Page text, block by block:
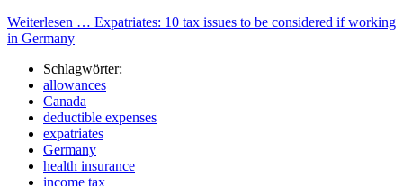
Weiterlesen … Expatriates: 10 tax issues to be considered if working
in Germany
Schlagwörter:
allowances
Canada
deductible expenses
expatriates
Germany
health insurance
income tax